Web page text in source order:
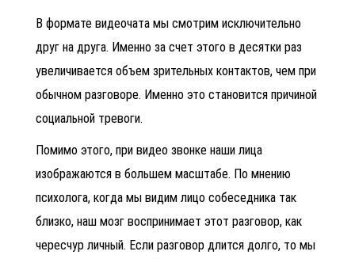
В формате видеочата мы смотрим исключительно
друг на друга. Именно за счет этого в десятки раз
увеличивается объем зрительных контактов, чем при
обычном разговоре. Именно это становится причиной
социальной тревоги.
Помимо этого, при видео звонке наши лица
изображаются в большем масштабе. По мнению
психолога, когда мы видим лицо собеседника так
близко, наш мозг воспринимает этот разговор, как
чересчур личный. Если разговор длится долго, то мы